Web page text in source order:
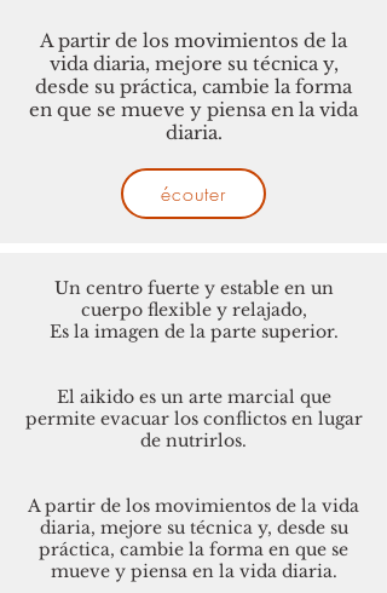
A partir de los movimientos de la
vida diaria, mejore su técnica y,
desde su práctica, cambie la forma
en que se mueve y piensa en la vida
diaria.
écouter
Un centro fuerte y estable en un
cuerpo flexible y relajado,
Es la imagen de la parte superior.
El aikido es un arte marcial que
permite evacuar los conflictos en lugar
de nutrirlos.
A partir de los movimientos de la vida
diaria, mejore su técnica y, desde su
práctica, cambie la forma en que se
mueve y piensa en la vida diaria.